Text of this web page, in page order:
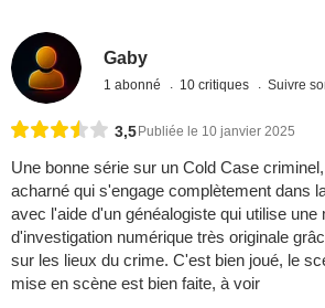
Gaby
1 abonné 10 critiques Suivre
3,5Publiée le 10 janvier 2025
Une bonne série sur un Cold Case
acharné qui s'engage complètement dans
avec l'aide d'un généalogiste qui utilise une
d'investigation numérique très originale
sur les lieux du crime. C'est bien joué, le
mise en scène est bien faite, à voir